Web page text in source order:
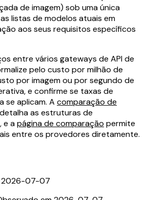
de imagem) sob uma única
listas de modelos atuais em
aos seus requisitos específicos
entre vários gateways de API de
pelo custo por milhão de
por imagem ou por segundo de
e confirme se taxas de
se aplicam. A comparação de
as estruturas de
e apágina de comparação permite
entre os provedores diretamente.
2026-07-07